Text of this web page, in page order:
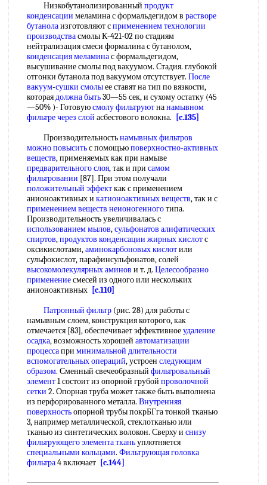
Низкобутанолизированный продукт
конденсации меламина с формальдегидом в растворе
бутанолаизготовляют сприменением технологии
производствасмолы К-421-02 по стадиям
нейтрализация смеси формалина с бутанолом,
конденсация меламинас формальдегидом,
высушивание смолы под вакуумом. Стадия. глубокой
отгонки бутанола под вакуумом отсутствует. После
вакуум-сушки смолыее ставят на тип по вязкости,
котораядолжна быть30—55 сек, и сухому остатку (45
—50% )- Готовуюсмолу фильтруютнанамывном
фильтречерез слой асбестового волокна.
[c.135]
Производительностьнамывных фильтров
можно повыситьс помощьюповерхностно-активных
веществ, применяемых как при намыве
предварительного слоя, так и при самом
фильтровании [87]. При этом получали
положительный эффекткак с применением
анионоактивных и катионоактивных веществ, так и с
применением веществ неионогенноготипа.
Производительность увеличивалась с
использованием мылов,сульфонатов алифатических
спиртов,продуктов конденсации жирных кислотс
оксикислотами,аминокарбоновых кислотили
сульфокислот, парафинсульфонатов, солей
высокомолекулярных аминов и т. д. Целесообразно
применениесмесей из одного или нескольких
анионоактивных [c.110]
Патронный фильтр (рис. 28) для работы с
намывным слоем, конструкция которого, как
отмечается [83], обеспечивает эффективноеудаление
осадка, возможность хорошей автоматизации
процессапри минимальной длительности
вспомогательных операций, устроен следующим
образом. Сменный свечеобразный фильтровальный
элемент1 состоит из опорной грубой проволочной
сетки 2. Опорная труба может также быть выполнена
из перфорированного металла. Внутренняя
поверхностьопорной трубы покрБГга тонкой тканью
3, например металлической, стеклотканью или
тканью из синтетических волокон. Сверху и снизу
фильтрующегоэлемента тканьуплотняется
специальными кольцами. Фильтрующая головка
фильтра4 включает [c.144]